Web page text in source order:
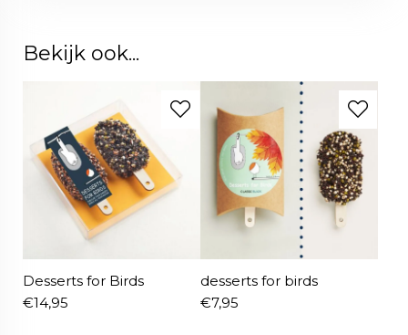
Bekijk ook...
Desserts for Birds
€14,95
desserts for birds
€7,95